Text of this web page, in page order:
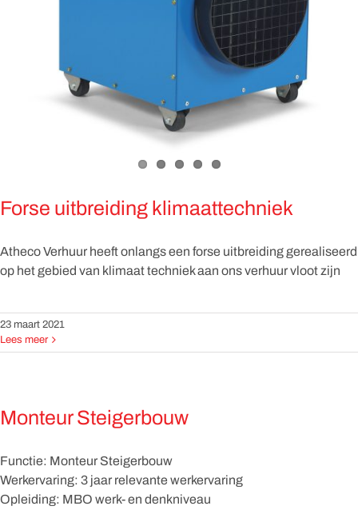
Forse uitbreiding klimaattechniek
Atheco Verhuur heeft onlangs een forse uitbreiding gerealiseerd
op het gebied van klimaat techniek aan ons verhuur vloot zijn
23 maart 2021
Lees meer
Monteur Steigerbouw
Functie: Monteur Steigerbouw
Werkervaring: 3 jaar relevante werkervaring
Opleiding: MBO werk- en denkniveau